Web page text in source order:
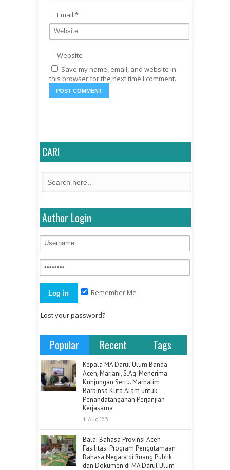
Email *
Website
Save my name, email, and website in
this browser for the next time I comment.
CARI
Author Login
Remember Me
Lost your password?
Popular Recent Tags
Kepala MA Darul Ulum Banda
Aceh, Mariani, S.Ag. Menerima
Kunjungan Sertu. Marhalim
Barbinsa Kuta Alam untuk
Penandatanganan Perjanjian
Kerjasama
1 Aug '23
Balai Bahasa Provinsi Aceh
Fasilitasi Program Pengutamaan
Bahasa Negara di Ruang Publik
dan Dokumen di MA Darul Ulum